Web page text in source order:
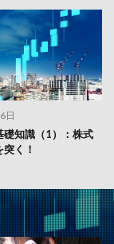
日
礎知識（1）：株式
く！